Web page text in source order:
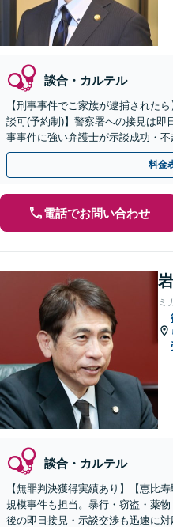
談合・カルテル
【刑事事件でご家族が逮捕された
談可(予約制)】警察署への接見は即
事事件に強い弁護士が示談成功・
トします。【加害者側の相談専門】
料金
電話でお問い合わせ
ミ
談合・カルテル
【無罪判決獲得実績あり】【恵比
規模事件も担当。暴行・窃盗・薬
後の即日接見・示談交渉も迅速に